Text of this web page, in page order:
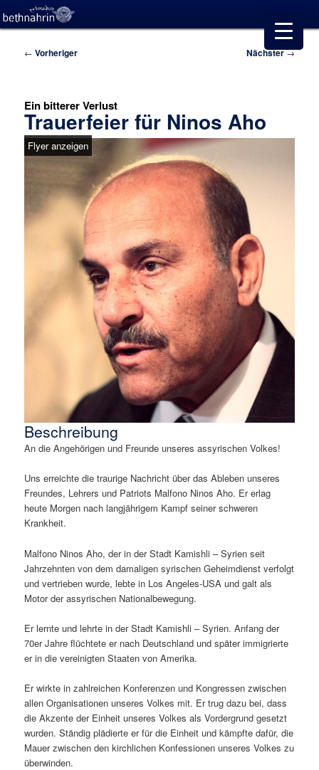
Beitragsnavigation
← Vorheriger Nächster→
Ein bitterer Verlust
Trauerfeier für Ninos Aho
Flyer anzeigen
Beschreibung
An die Angehörigen und Freunde unseres assyrischen Volkes!
Uns erreichte die traurige Nachricht über das Ableben unseres
Freundes, Lehrers und Patriots Malfono Ninos Aho. Er erlag
heute Morgen nach langjährigem Kampf seiner schweren
Krankheit.
Malfono Ninos Aho, der in der Stadt Kamishli – Syrien seit
Jahrzehnten von dem damaligen syrischen Geheimdienst verfolgt
und vertrieben wurde, lebte in Los Angeles-USA und galt als
Motor der assyrischen Nationalbewegung.
Er lernte und lehrte in der Stadt Kamishli – Syrien. Anfang der
70er Jahre flüchtete er nach Deutschland und später immigrierte
er in die vereinigten Staaten von Amerika.
Er wirkte in zahlreichen Konferenzen und Kongressen zwischen
allen Organisationen unseres Volkes mit. Er trug dazu bei, dass
die Akzente der Einheit unseres Volkes als Vordergrund gesetzt
wurden. Ständig plädierte er für die Einheit und kämpfte dafür, die
Mauer zwischen den kirchlichen Konfessionen unseres Volkes zu
überwinden.